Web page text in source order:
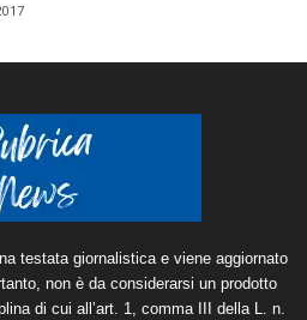
testata giornalistica e viene aggiornato
non è da considerarsi un prodotto
di cui all’art. 1, comma III della L. n.